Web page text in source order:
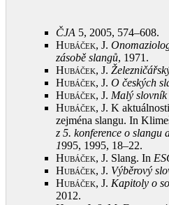
ČJA 5, 2005, 574–608.
Hubáček, J.
zásobě slangů, 1971 .
Hubáček, J.
Hubáček, J. O českých
Hubáček, J. Malý slovník
Hubáček, J. K
zejména slangu. In
z 5. konference o slangu
1995, 1995, 18–22.
Hubáček, J. Slang. In
Hubáček, J. Výběrový
Hubáček, J. Kapitoly o
2012.